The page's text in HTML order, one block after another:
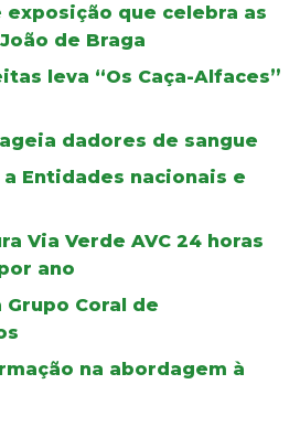
exposição que celebra as
de Braga
leva “Os Caça-Alfaces”
dadores de sangue
a Entidades nacionais e
Via Verde AVC 24 horas
ano
Grupo Coral de
na abordagem à